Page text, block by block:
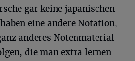
gar keine japanischen
eine andere Notation,
anderes Notenmaterial
die man extra lernen